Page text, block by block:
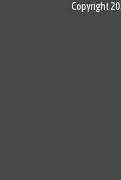
Copyright